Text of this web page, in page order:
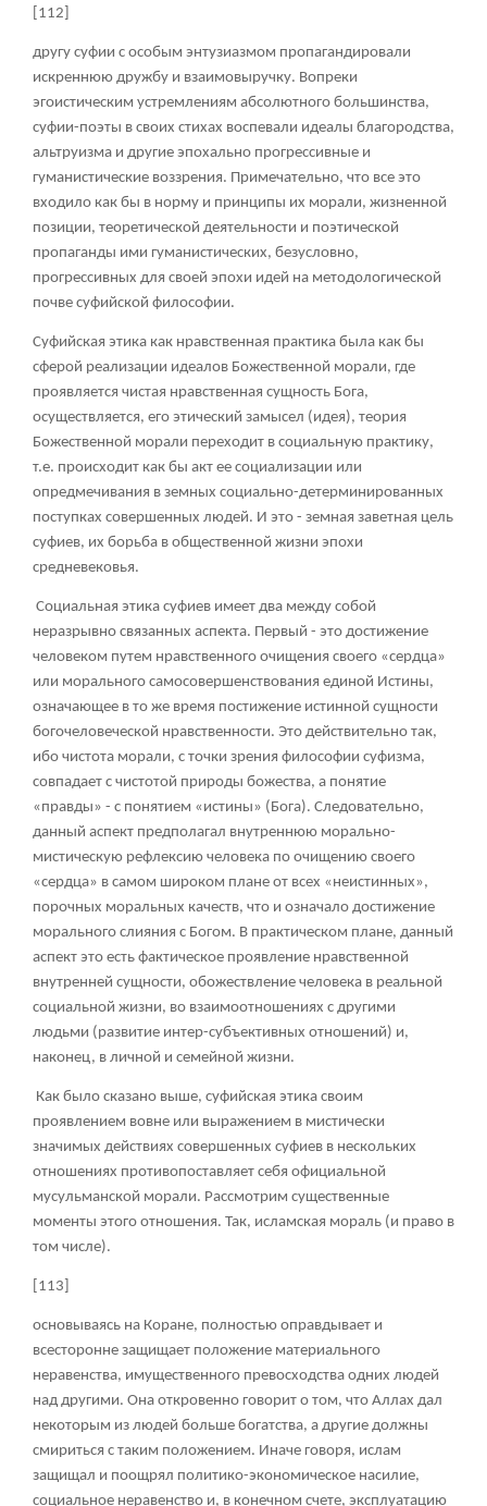
[112]
другу суфии с особым энтузиазмом пропагандировали
искреннюю дружбу и взаимовыручку. Вопреки
эгоистическим устремлениям абсолютного большинства,
суфии-поэты в своих стихах воспевали идеалы благородства,
альтруизма и другие эпохально прогрессивные и
гуманистические воззрения. Примечательно, что все это
входило как бы в норму и принципы их морали, жизненной
позиции, теоретической деятельности и поэтической
пропаганды ими гуманистических, безусловно,
прогрессивных для своей эпохи идей на методологической
почве суфийской философии.
Суфийская этика как нравственная практика была как бы
сферой реализации идеалов Божественной морали, где
проявляется чистая нравственная сущность Бога,
осуществляется, его этический замысел (идея), теория
Божественной морали переходит в социальную практику,
т.е. происходит как бы акт ее социализации или
опредмечивания в земных социально-детерминированных
поступках совершенных людей. И это - земная заветная цель
суфиев, их борьба в общественной жизни эпохи
средневековья.
Социальная этика суфиев имеет два между собой
неразрывно связанных аспекта. Первый - это достижение
человеком путем нравственного очищения своего «сердца»
или морального самосовершенствования единой Истины,
означающее в то же время постижение истинной сущности
богочеловеческой нравственности. Это действительно так,
ибо чистота морали, с точки зрения философии суфизма,
совпадает с чистотой природы божества, а понятие
«правды» - с понятием «истины» (Бога). Следовательно,
данный аспект предполагал внутреннюю морально-
мистическую рефлексию человека по очищению своего
«сердца» в самом широком плане от всех «неистинных»,
порочных моральных качеств, что и означало достижение
морального слияния с Богом. В практическом плане, данный
аспект это есть фактическое проявление нравственной
внутренней сущности, обожествление человека в реальной
социальной жизни, во взаимоотношениях с другими
людьми (развитие интер-субъективных отношений) и,
наконец, в личной и семейной жизни.
Как было сказано выше, суфийская этика своим
проявлением вовне или выражением в мистически
значимых действиях совершенных суфиев в нескольких
отношениях противопоставляет себя официальной
мусульманской морали. Рассмотрим существенные
моменты этого отношения. Так, исламская мораль (и право в
том числе).
[113]
основываясь на Коране, полностью оправдывает и
всесторонне защищает положение материального
неравенства, имущественного превосходства одних людей
над другими. Она откровенно говорит о том, что Аллах дал
некоторым из людей больше богатства, а другие должны
смириться с таким положением. Иначе говоря, ислам
защищал и поощрял политико-экономическое насилие,
социальное неравенство и, в конечном счете, эксплуатацию